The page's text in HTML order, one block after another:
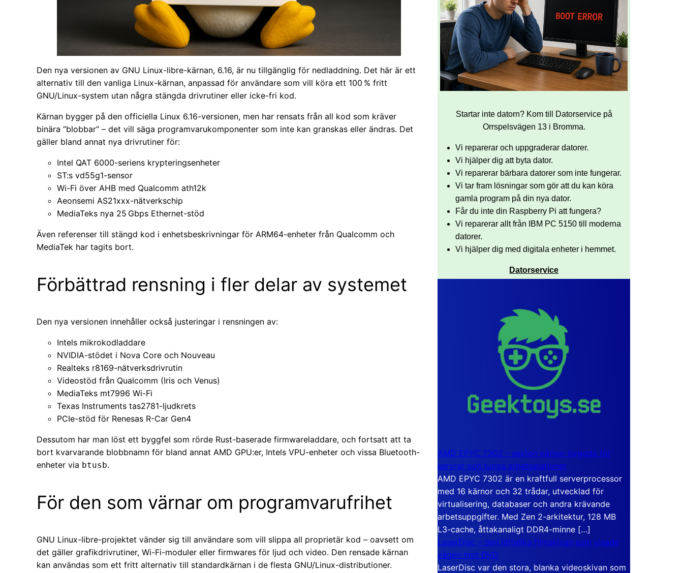
Den nya versionen av GNU Linux-libre-kärnan, 6.16, är nu tillgänglig för nedladdning. Det här är ett
alternativ till den vanliga Linux-kärnan, anpassad för användare som vill köra ett 100 % fritt
GNU/Linux-system utan några stängda drivrutiner eller icke-fri kod.
Kärnan bygger på den officiella Linux 6.16-versionen, men har rensats från all kod som kräver
binära “blobbar” – det vill säga programvarukomponenter som inte kan granskas eller ändras. Det
gäller bland annat nya drivrutiner för:
Intel QAT 6000-seriens krypteringsenheter
ST:s vd55g1-sensor
Wi-Fi över AHB med Qualcomm ath12k
Aeonsemi AS21xxx-nätverkschip
MediaTeks nya 25 Gbps Ethernet-stöd
Även referenser till stängd kod i enhetsbeskrivningar för ARM64-enheter från Qualcomm och
MediaTek har tagits bort.
Förbättrad rensning i fler delar av systemet
Den nya versionen innehåller också justeringar i rensningen av:
Intels mikrokodladdare
NVIDIA-stödet i Nova Core och Nouveau
Realteks r8169-nätverksdrivrutin
Videostöd från Qualcomm (Iris och Venus)
MediaTeks mt7996 Wi-Fi
Texas Instruments tas2781-ljudkrets
PCIe-stöd för Renesas R-Car Gen4
Dessutom har man löst ett byggfel som rörde Rust-baserade firmwareladdare, och fortsatt att ta
bort kvarvarande blobbnamn för bland annat AMD GPU:er, Intels VPU-enheter och vissa Bluetooth-
enheter via btusb.
För den som värnar om programvarufrihet
GNU Linux-libre-projektet vänder sig till användare som vill slippa all proprietär kod – oavsett om
det gäller grafikdrivrutiner, Wi-Fi-moduler eller firmwares för ljud och video. Den rensade kärnan
kan användas som ett fritt alternativ till standardkärnan i de flesta GNU/Linux-distributioner.
Startar inte datorn? Kom till Datorservice på
Orrspelsvägen 13 i Bromma.
Vi reparerar och uppgraderar datorer.
Vi hjälper dig att byta dator.
Vi reparerar bärbara datorer som inte fungerar.
Vi tar fram lösningar som gör att du kan köra
gamla program på din nya dator.
Får du inte din Raspberry Pi att fungera?
Vi reparerar allt från IBM PC 5150 till moderna
datorer.
Vi hjälper dig med digitala enheter i hemmet.
Datorservice
AMD EPYC 7302 – sexton kärnor byggda för
servrar och tunga arbetsstationer
AMD EPYC 7302 är en kraftfull serverprocessor
med 16 kärnor och 32 trådar, utvecklad för
virtualisering, databaser och andra krävande
arbetsuppgifter. Med Zen 2-arkitektur, 128 MB
L3-cache, åttakanaligt DDR4-minne […]
LaserDisc – den jättelika filmskivan som visade
vägen mot DVD
LaserDisc var den stora, blanka videoskivan som